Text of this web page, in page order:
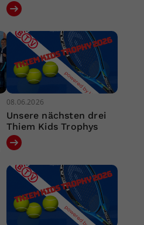
08.06.2026
Unsere nächsten drei
Thiem Kids Trophys